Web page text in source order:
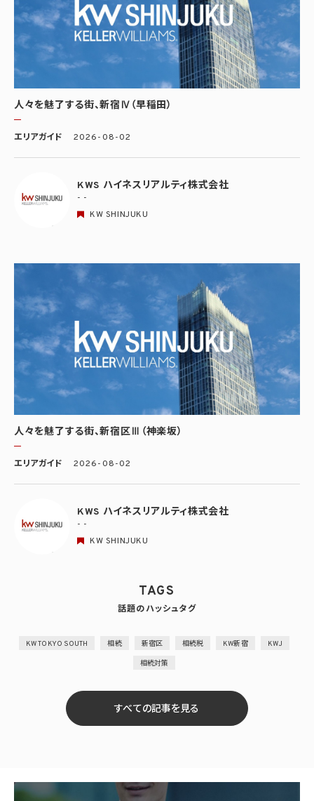
人々を魅了する街、新宿Ⅳ（早稲田）
エリアガイド 2026-08-02
KWS ハイネスリアルティ株式会社
- -
KW SHINJUKU
人々を魅了する街、新宿区Ⅲ（神楽坂）
エリアガイド 2026-08-02
KWS ハイネスリアルティ株式会社
- -
KW SHINJUKU
TAGS
話題のハッシュタグ
KW TOKYO SOUTH 相続 新宿区 相続税 KW新宿 KWJ
相続対策
すべての記事を見る